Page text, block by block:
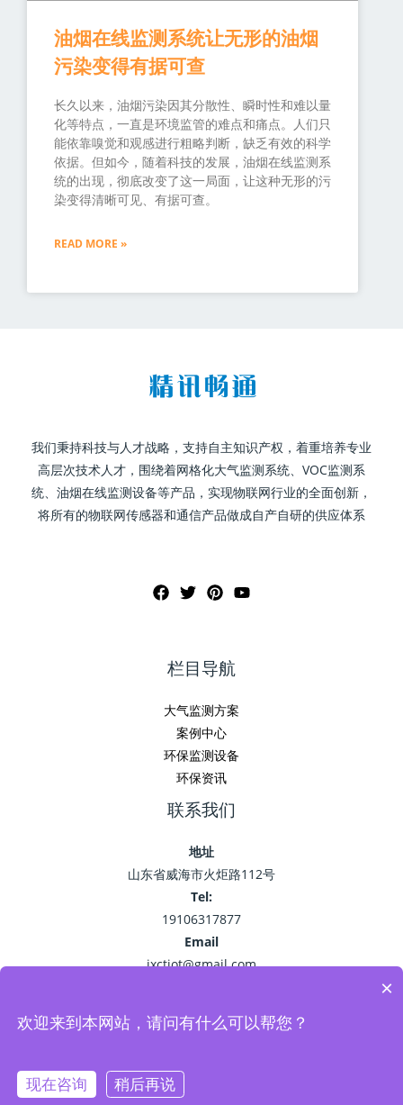
油烟在线监测系统让无形的油烟
污染变得有据可查
长久以来，油烟污染因其分散性、瞬时性和难以量
化等特点，一直是环境监管的难点和痛点。人们只
能依靠嗅觉和观感进行粗略判断，缺乏有效的科学
依据。但如今，随着科技的发展，油烟在线监测系
统的出现，彻底改变了这一局面，让这种无形的污
染变得清晰可见、有据可查。
READ MORE »
我们秉持科技与人才战略，支持自主知识产权，着重培养专业
高层次技术人才，围绕着网格化大气监测系统、VOC监测系
统、油烟在线监测设备等产品，实现物联网行业的全面创新，
将所有的物联网传感器和通信产品做成自产自研的供应体系
栏目导航
大气监测方案
案例中心
环保监测设备
环保资讯
联系我们
地址
山东省威海市火炬路112号
Tel:
19106317877
Email
jxctiot@gmail.com
Powered by 环保监测_空气污染监测_VOC油烟监测系统-精讯畅通
×
欢迎来到本网站，请问有什么可以帮您？
现在咨询 稍后再说